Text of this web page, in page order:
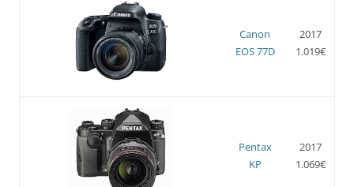
Canon
EOS 77D
2017
1.019€
Pentax
KP
2017
1.069€